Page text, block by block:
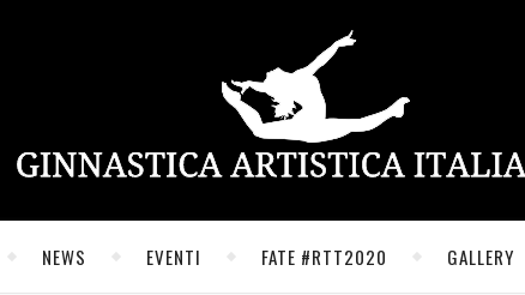
NEWS EVENTI FATE #RTT2020 GALLERY